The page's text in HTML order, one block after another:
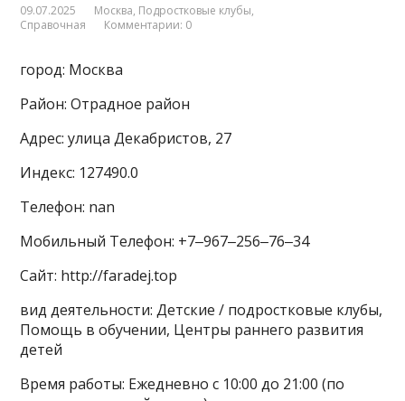
09.07.2025 Москва, Подростковые клубы,
Справочная
Комментарии: 0
город: Москва
Район: Отрадное район
Адрес: улица Декабристов, 27
Индекс: 127490.0
Телефон: nan
Мобильный Телефон: +7‒967‒256‒76‒34
Сайт: http://faradej.top
вид деятельности: Детские / подростковые клубы,
Помощь в обучении, Центры раннего развития
детей
Время работы: Ежедневно с 10:00 до 21:00 (по